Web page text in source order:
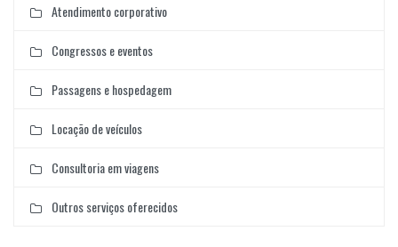
Atendimento corporativo
Congressos e eventos
Passagens e hospedagem
Locação de veículos
Consultoria em viagens
Outros serviços oferecidos